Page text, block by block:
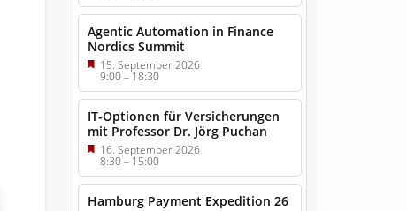
Agentic Automation in Finance
Nordics Summit
15. September 2026
9:00–18:30
IT-Optionen für Versicherungen
mit Professor Dr. Jörg Puchan
16. September 2026
8:30–15:00
Hamburg Payment Expedition 26